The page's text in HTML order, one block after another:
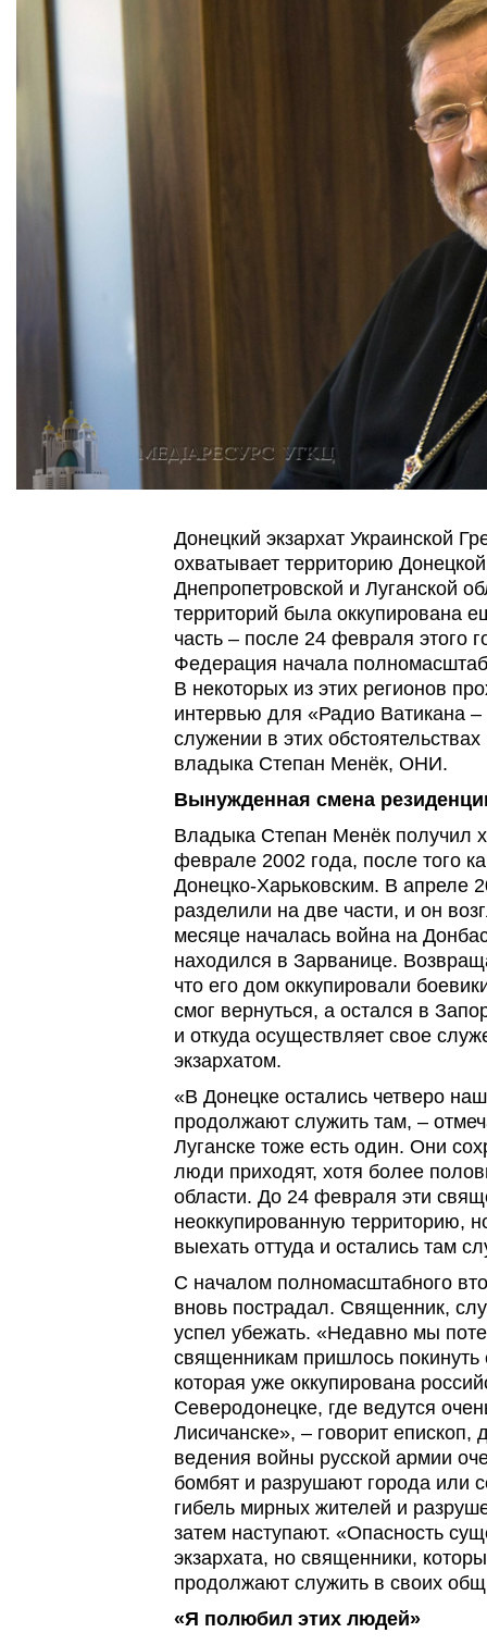
Донецкий экзархат Украинской
охватывает территорию
Днепропетровской и Луганской
территорий была оккупирована
часть – после 24 февраля этого
Федерация начала
В некоторых из этих регионов
интервью для «Радио Ватикана
служении в этих
владыка Степан Менёк, ОНИ.
Вынужденная смена
Владыка Степан Менёк получил
феврале 2002 года, после того
Донецко-Харьковским. В апреле
разделили на две части, и он
месяце началась война на
находился в Зарванице.
что его дом оккупировали
смог вернуться, а остался в
и откуда осуществляет свое
экзархатом.
«В Донецке остались четверо
продолжают служить там, –
Луганске тоже есть один. Они
люди приходят, хотя более
области. До 24 февраля эти
неоккупированную территорию,
выехать оттуда и остались там
С началом полномасштабного
вновь пострадал. Священник,
успел убежать. «Недавно мы
священникам пришлось
которая уже оккупирована
Северодонецке, где ведутся
Лисичанске», – говорит епископ,
ведения войны русской армии
бомбят и разрушают города или
гибель мирных жителей и
затем наступают. «Опасность
экзархата, но священники,
продолжают служить в своих
«Я полюбил этих людей»